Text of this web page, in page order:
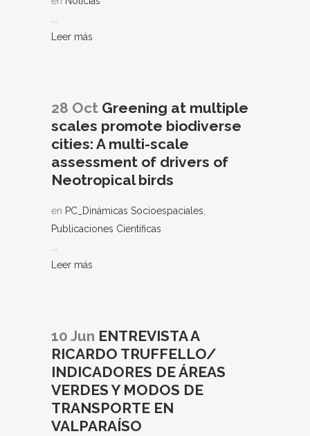
Leer más
28 Oct Greening at multiple
scales promote biodiverse
cities: A multi-scale
assessment of drivers of
Neotropical birds
en PC_Dinámicas Socioespaciales
Publicaciones Científicas
Leer más
10 Jun ENTREVISTA A
RICARDO TRUFFELLO/
INDICADORES DE ÁREAS
VERDES Y MODOS DE
TRANSPORTE EN
VALPARAÍSO